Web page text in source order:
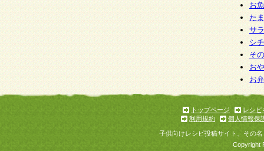
お
た
サ
シ
そ
お
お
トップページ
レシピ
利用規約
個人情報保
子供向けレシピ投稿サイト、その
Copyright